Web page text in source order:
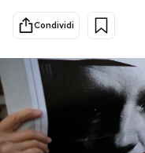
Sport
PODCAST
NEWSLETTER
Condividi